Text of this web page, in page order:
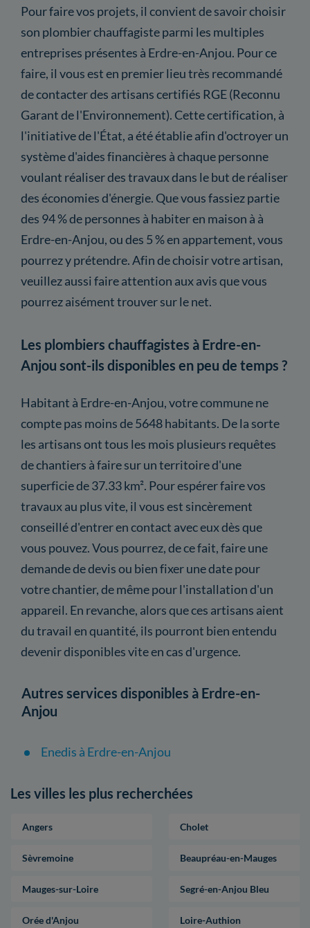
Pour faire vos projets, il convient de savoir choisir
son plombier chauffagiste parmi les multiples
entreprises présentes à Erdre-en-Anjou. Pour ce
faire, il vous est en premier lieu très recommandé
de contacter des artisans certifiés RGE (Reconnu
Garant de l'Environnement). Cette certification, à
l'initiative de l'État, a été établie afin d'octroyer un
système d'aides financières à chaque personne
voulant réaliser des travaux dans le but de réaliser
des économies d'énergie. Que vous fassiez partie
des 94 % de personnes à habiter en maison à à
Erdre-en-Anjou, ou des 5 % en appartement, vous
pourrez y prétendre. Afin de choisir votre artisan,
veuillez aussi faire attention aux avis que vous
pourrez aisément trouver sur le net.
Les plombiers chauffagistes à Erdre-en-
Anjou sont-ils disponibles en peu de temps ?
Habitant à Erdre-en-Anjou, votre commune ne
compte pas moins de 5648 habitants. De la sorte
les artisans ont tous les mois plusieurs requêtes
de chantiers à faire sur un territoire d'une
superficie de 37.33 km². Pour espérer faire vos
travaux au plus vite, il vous est sincèrement
conseillé d'entrer en contact avec eux dès que
vous pouvez. Vous pourrez, de ce fait, faire une
demande de devis ou bien fixer une date pour
votre chantier, de même pour l'installation d'un
appareil. En revanche, alors que ces artisans aient
du travail en quantité, ils pourront bien entendu
devenir disponibles vite en cas d'urgence.
Autres services disponibles à Erdre-en-
Anjou
Enedis à Erdre-en-Anjou
Les villes les plus recherchées
Angers Cholet
Sèvremoine Beaupréau-en-Mauges
Mauges-sur-Loire Segré-en-Anjou Bleu
Orée d'Anjou Loire-Authion